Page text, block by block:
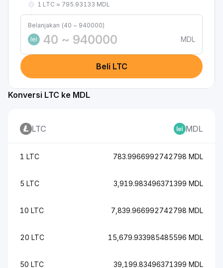
1 LTC ≈ 795.93133 MDL
Belanjakan (40 ~ 940000)
lei
MDL
Beli LTC
Konversi LTC ke MDL
LTC MDL
1 LTC 783.9966992742798 MDL
5 LTC 3,919.983496371399 MDL
10 LTC 7,839.966992742798 MDL
20 LTC 15,679.933985485596 MDL
50 LTC 39,199.83496371399 MDL